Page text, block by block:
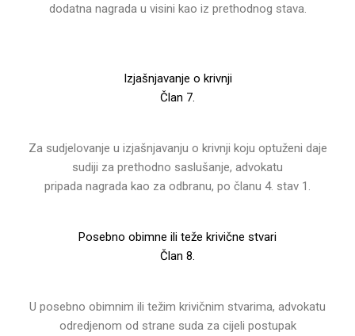
dodatna nagrada u visini kao iz prethodnog stava.
Izjašnjavanje o krivnji
Član 7.
Za sudjelovanje u izjašnjavanju o krivnji koju optuženi daje
sudiji za prethodno saslušanje, advokatu
pripada nagrada kao za odbranu, po članu 4. stav 1.
Posebno obimne ili teže krivične stvari
Član 8.
U posebno obimnim ili težim krivičnim stvarima, advokatu
odredjenom od strane suda za cijeli postupak